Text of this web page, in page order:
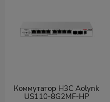
Коммутатор H3C Aolynk
US110-8G2MF-HP